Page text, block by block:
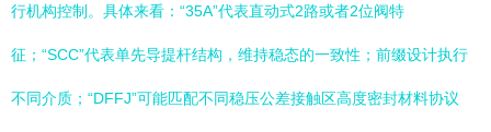
行机构控制。具体来看：“35A”代表直动式2路或者2位阀特
征；“SCC”代表单先导提杆结构，维持稳态的一致性；前缀设计执行
不同介质；“DFFJ”可能匹配不同稳压公差接触区高度密封材料协议